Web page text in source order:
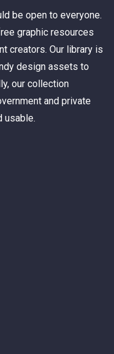
be open to everyone.
graphic resources
creators. Our library is
design assets to
our collection
and private
usable.